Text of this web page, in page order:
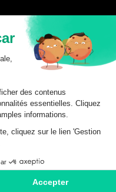
la base de donnée
est interdit d’exploiter les
de laisser un tiers les
tiers, sans accord
une violation des